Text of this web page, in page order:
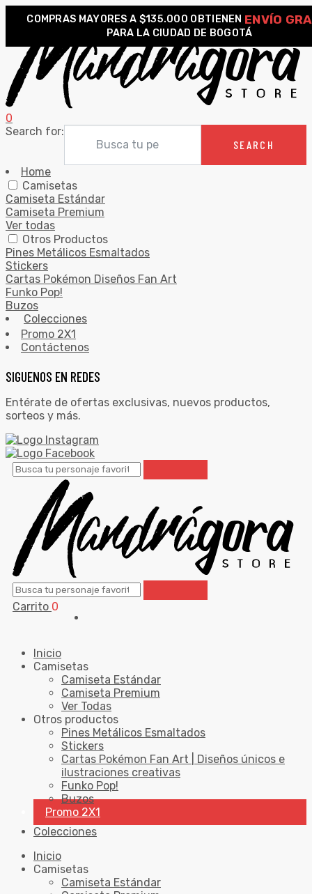
COMPRAS MAYORES A $135.000 OBTIENEN ENVÍO
PARA LA CIUDAD DE BOGOTÁ
0
Search for:
SEARCH
Home
Camisetas
Camiseta Estándar
Camiseta Premium
Ver todas
Otros Productos
Pines Metálicos Esmaltados
Stickers
Cartas Pokémon Diseños Fan Art
Funko Pop!
Buzos
Colecciones
Promo 2X1
Contáctenos
SIGUENOS EN REDES
Entérate de ofertas exclusivas, nuevos productos,
sorteos y más.
Carrito 0
Inicio
Camisetas
Camiseta Estándar
Camiseta Premium
Ver Todas
Otros productos
Pines Metálicos Esmaltados
Stickers
Cartas Pokémon Fan Art | Diseños únicos e
ilustraciones creativas
Funko Pop!
Buzos
Promo 2X1
Colecciones
Inicio
Camisetas
Camiseta Estándar